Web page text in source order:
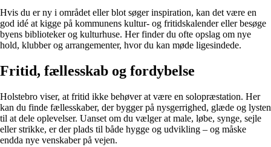
Hvis du er ny i området eller blot søger inspiration, kan det være en
god idé at kigge på kommunens kultur- og fritidskalender eller besøge
byens biblioteker og kulturhuse. Her finder du ofte opslag om nye
hold, klubber og arrangementer, hvor du kan møde ligesindede.
Fritid, fællesskab og fordybelse
Holstebro viser, at fritid ikke behøver at være en solopræstation. Her
kan du finde fællesskaber, der bygger på nysgerrighed, glæde og lysten
til at dele oplevelser. Uanset om du vælger at male, løbe, synge, sejle
eller strikke, er der plads til både hygge og udvikling – og måske
endda nye venskaber på vejen.